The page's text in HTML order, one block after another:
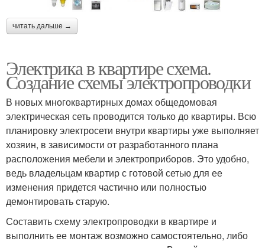
читать дальше →
Электрика в квартире схема.
Создание схемы электропроводки
В новых многоквартирных домах общедомовая
электрическая сеть проводится только до квартиры. Всю
планировку электросети внутри квартиры уже выполняет
хозяин, в зависимости от разработанного плана
расположения мебели и электроприборов. Это удобно,
ведь владельцам квартир с готовой сетью для ее
изменения придется частично или полностью
демонтировать старую.
Составить схему электропроводки в квартире и
выполнить ее монтаж возможно самостоятельно, либо